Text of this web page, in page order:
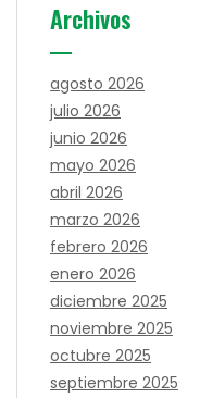
Archivos
agosto 2026
julio 2026
junio 2026
mayo 2026
abril 2026
marzo 2026
febrero 2026
enero 2026
diciembre 2025
noviembre 2025
octubre 2025
septiembre 2025